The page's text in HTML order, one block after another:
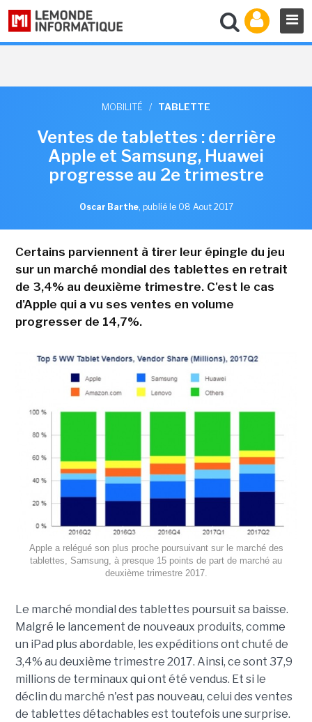
MOBILITÉ / TABLETTE
Ventes de tablettes : derrière
Apple et Samsung, Huawei
progresse au 2e trimestre
Oscar Barthe, publié le 08 Aout 2017
Certains parviennent à tirer leur épingle du jeu
sur un marché mondial des tablettes en retrait
de 3,4% au deuxième trimestre. C'est le cas
d'Apple qui a vu ses ventes en volume
progresser de 14,7%.
Apple a relégué son plus proche poursuivant sur le marché des
tablettes, Samsung, à presque 15 points de part de marché au
deuxième trimestre 2017.
Le marché mondial des tablettes poursuit sa baisse.
Malgré le lancement de nouveaux produits, comme
un iPad plus abordable, les expéditions ont chuté de
3,4% au deuxième trimestre 2017. Ainsi, ce sont 37,9
millions de terminaux qui ont été vendus. Et si le
déclin du marché n'est pas nouveau, celui des ventes
de tablettes détachables est toutefois une surprise.